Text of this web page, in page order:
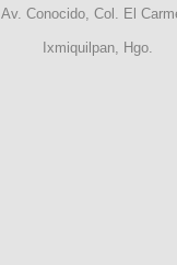
Av. Conocido, Col. El
Ixmiquilpan, Hgo.